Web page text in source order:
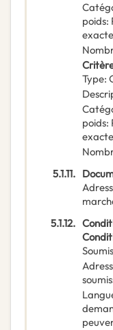
poids:
Type:
poids:
5.1.11.
5.1.12.